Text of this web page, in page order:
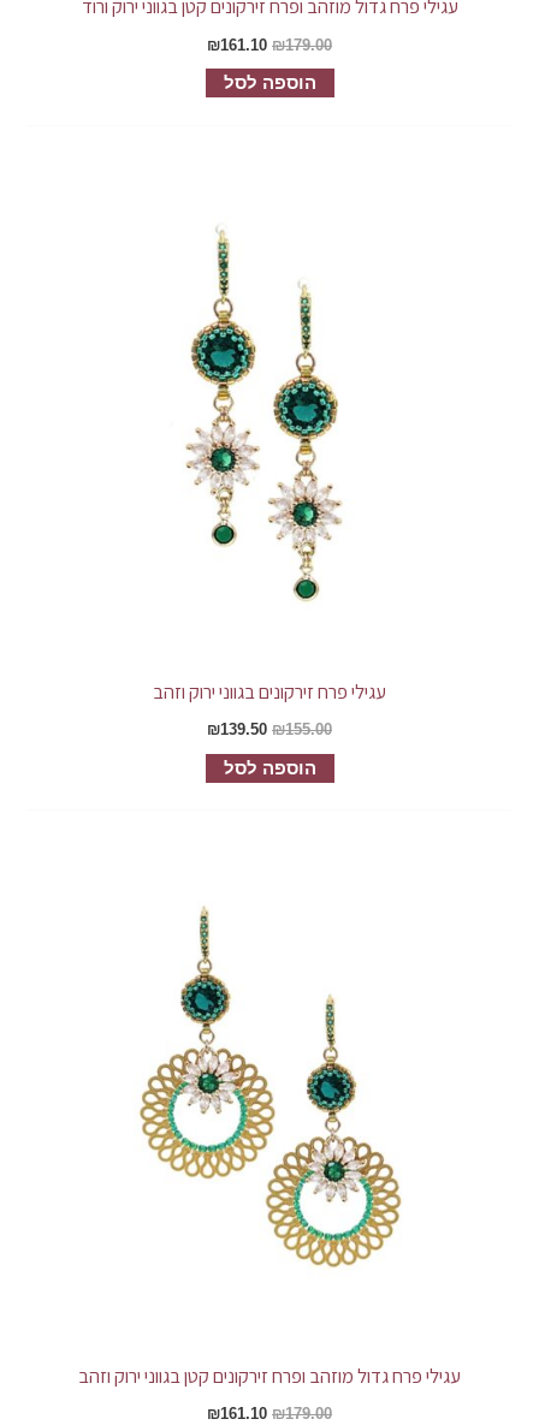
עגילי פרח גדול מוזהב ופרח זירקונים קטן בגווני ירוק ורוד
₪179.00
₪161.10
הוספה לסל
עגילי פרח זירקונים בגווני ירוק וזהב
₪155.00
₪139.50
הוספה לסל
עגילי פרח גדול מוזהב ופרח זירקונים קטן בגווני ירוק וזהב
₪179.00
₪161.10